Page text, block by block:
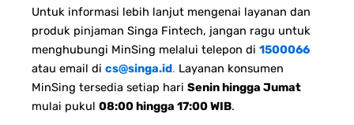
Untuk informasi lebih lanjut mengenai layanan dan
produk pinjaman Singa Fintech, jangan ragu untuk
menghubungi MinSing melalui telepon di 1500066
atau email di cs@singa.id. Layanan konsumen
MinSing tersedia setiap hari Senin hingga Jumat
mulai pukul 08:00 hingga 17:00 WIB.